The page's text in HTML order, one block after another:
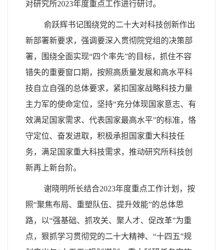
对研究所2023年度重点工作进行研讨。
俞跃辉书记围绕党的二十大对科技创新作出
新部署新要求，强调要深入贯彻院党组的决策部
署，围绕全面实现“四个率先”的目标，抓住不容
错失的重要窗口期，按照高质量发展和高水平科
技自立自强的总体要求，紧扣国家战略科技力量
主力军的使命定位，坚持“充分体现国家意志、有
效满足国家需求、代表国家最高水平”的标准，恪
守定位、奋发进取，积极承担国家重大科技任
务，满足国家重大科技需求，推动研究所科技创
新再上新台阶。
谢晓明所长结合2023年度重点工作计划，按
照“聚焦布局、重塑队伍、提升效能”的总体思
路，以“强基础、抓攻关、聚人才、促改革”为重
点，狠抓学习贯彻党的二十大精神、“十四五”规